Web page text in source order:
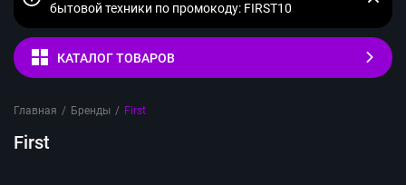
бытовой техники по промокоду: FIRST10
КАТАЛОГ ТОВАРОВ
Главная / Бренды / First
First